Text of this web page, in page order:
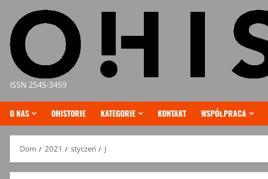
treści
ISSN 2545-3459
O NAS OHISTORIE KATEGORIE KONTAKT WSPÓŁPRACA
Dom 2021 styczeń J